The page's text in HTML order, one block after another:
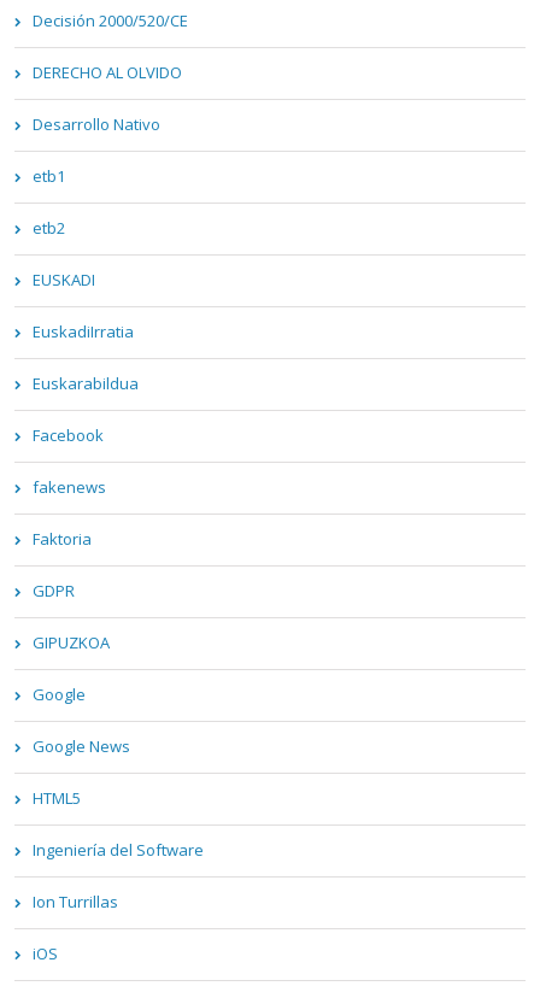
Decisión 2000/520/CE
DERECHO AL OLVIDO
Desarrollo Nativo
etb1
etb2
EUSKADI
EuskadiIrratia
Euskarabildua
Facebook
fakenews
Faktoria
GDPR
GIPUZKOA
Google
Google News
HTML5
Ingeniería del Software
Ion Turrillas
iOS